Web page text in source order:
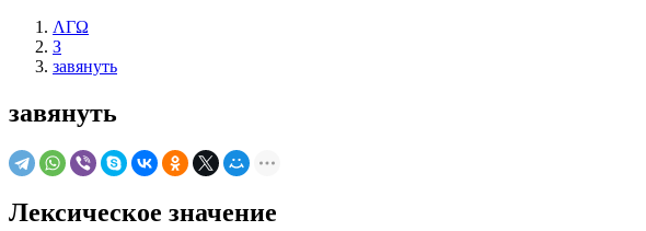
ΛΓΩ
З
завянуть
завянуть
Лексическое значение